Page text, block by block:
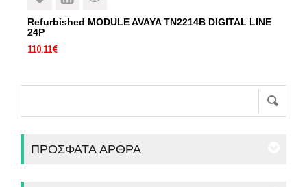
Refurbished MODULE AVAYA TN2214B DIGITAL LINE
24P
110.11€
ΠΡΌΣΦΑΤΑ ΆΡΘΡΑ